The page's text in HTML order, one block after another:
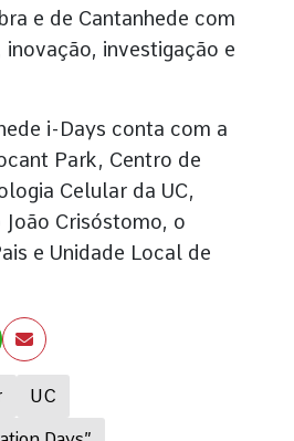
UC
e de Cantanhede com
inovação, investigação e
i-Days conta com a
Park, Centro de
Celular da UC,
Crisóstomo, o
e Unidade Local de